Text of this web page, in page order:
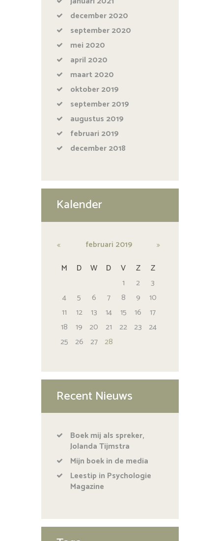
december2020
september2020
mei 2020
april 2020
maart2020
oktober2019
september2019
augustus 2019
februari 2019
december2018
Kalender
februari 2019
M
D W D V Z
Z
1
2
3
4
5 6 7 8 9
10
11
12 13 14 15 16
17
18
19 20 21 22 23 24
25 26 27 28
Recent Nieuws
Boek mij als spreker,
Jolanda Tijmstra
Mijn boek in de media
Leestip in Psychologie
Magazine